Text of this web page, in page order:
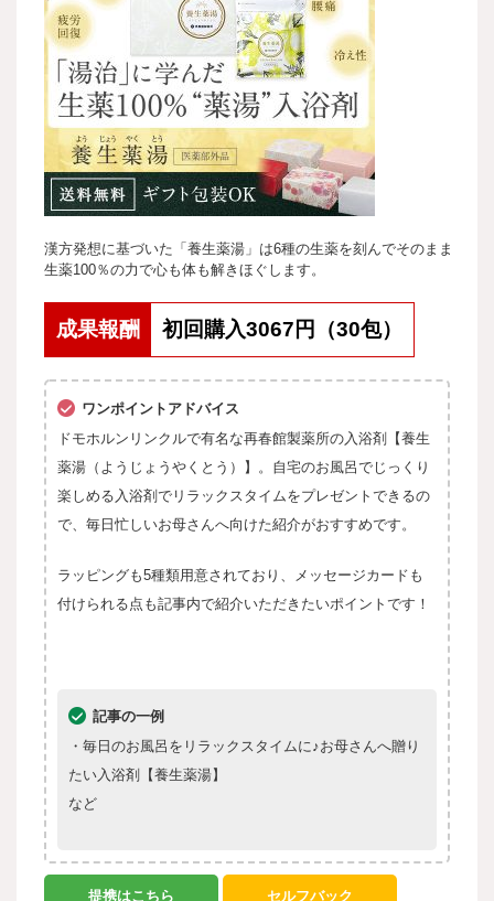
漢方発想に基づいた「養生薬湯」は6種の生薬を刻んでそのまま入浴
生薬100％の力で心も体も解きほぐします。
成果報酬 初回購入3067円（30包）
ワンポイントアドバイス
ドモホルンリンクルで有名な再春館製薬所の入浴剤【養生
薬湯（ようじょうやくとう）】。自宅のお風呂でじっくり
楽しめる入浴剤でリラックスタイムをプレゼントできるの
で、毎日忙しいお母さんへ向けた紹介がおすすめです。
ラッピングも5種類用意されており、メッセージカードも
付けられる点も記事内で紹介いただきたいポイントです！
記事の一例
・毎日のお風呂をリラックスタイムに♪お母さんへ贈り
たい入浴剤【養生薬湯】
など
提携はこちら セルフバック